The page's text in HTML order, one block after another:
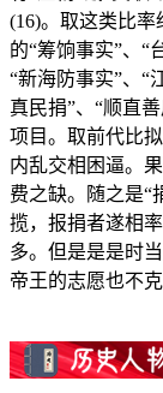
(16)。取这类比
的“筹饷事实”、“
“新海防事实”、“
真民捐”、“顺直
项目。取前代比
内乱交相困逼。
费之缺。随之是“
揽，报捐者遂相
多。但是是是时
帝王的志愿也不